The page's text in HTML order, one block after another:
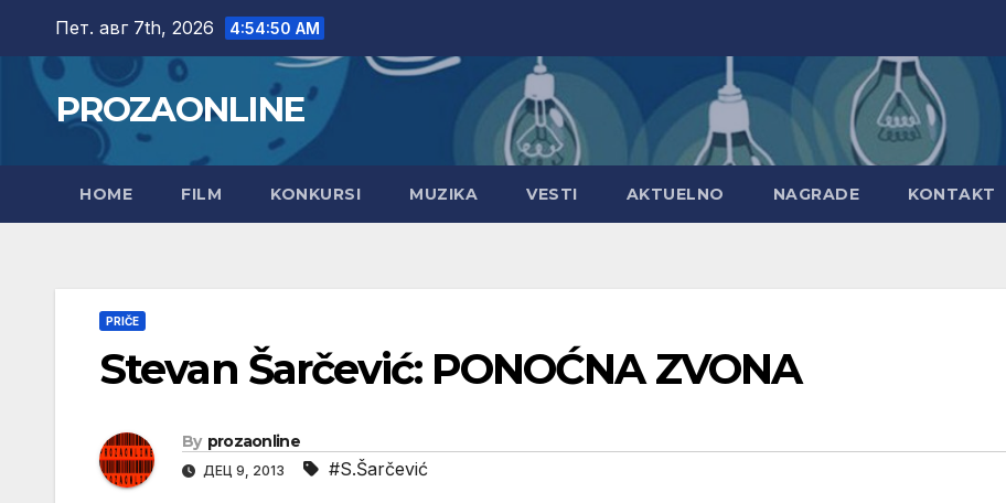
content
Пет. авг 7th, 2026 4:54:51 AM
PROZAONLINE
HOME FILM KONKURSI MUZIKA VESTI AKTUELNO NAGRADE KONTAKT
PRIČE
Stevan Šarčević: PONOĆNA ZVONA
By prozaonline
ДЕЦ 9, 2013 #S.Šarčević